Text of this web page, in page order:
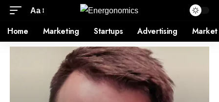
Aa
Home Marketing Startups Advertising Market